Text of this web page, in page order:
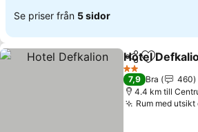
Se priser från 5 sidor
Dela Lägg till i
Hotel
2 Stjärnor
7,9 Bra
460
4.4 km till
Rum med